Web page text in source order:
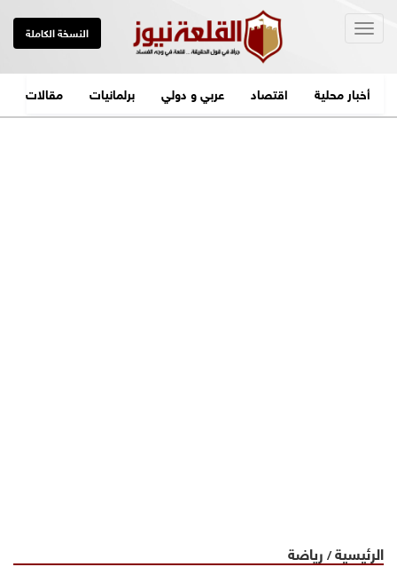
النسخة الكاملة
أخبار محلية اقتصاد عربي و دولي برلمانيات مقالات
الرئيسية/ رياضة